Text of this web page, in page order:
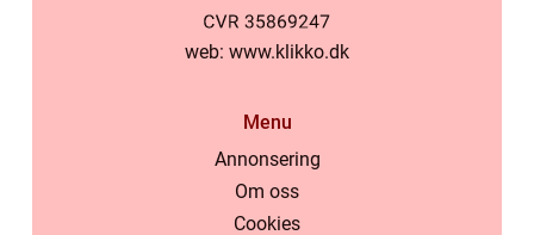
web: www.klikko.dk
Menu
Annonsering
Om oss
Cookies